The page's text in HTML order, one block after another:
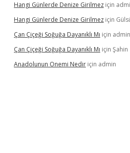
Hangi Günlerde Denize Girilmez için
Hangi Günlerde Denize Girilmez için
Çan Çiçeği Soğuğa Dayanıklı Mı için admin
Çan Çiçeği Soğuğa Dayanıklı Mı için Şahin
Anadolunun Onemi Nedir için admin